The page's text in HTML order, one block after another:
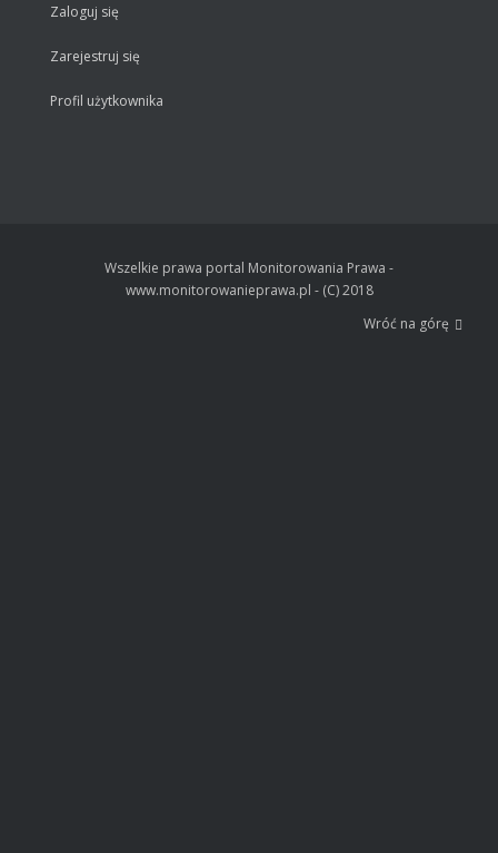
Zaloguj się
Zarejestruj się
Profil użytkownika
Wszelkie prawa portal Monitorowania Prawa -
www.monitorowanieprawa.pl - (C) 2018
Wróć na górę